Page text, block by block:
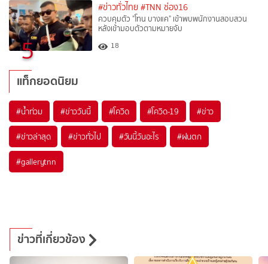
5
#ข่าวทั่วไทย #TNN ช่อง16
ควบคุมตัว "โทน บางแค" เข้าพบพนักงานสอบสวน
หลังเข้ามอบตัวตามหมายจับ
18
แท็กยอดนิยม
#น้ำท่วม #ข่าววันนี้ #โควิด #โควิด-19 #ข่าว
#ข่าวล่าสุด #ข่าวทั่วไป #วันนี้วันอะไร #ฝนตก
#gallerytnn
ข่าวที่เกี่ยวข้อง